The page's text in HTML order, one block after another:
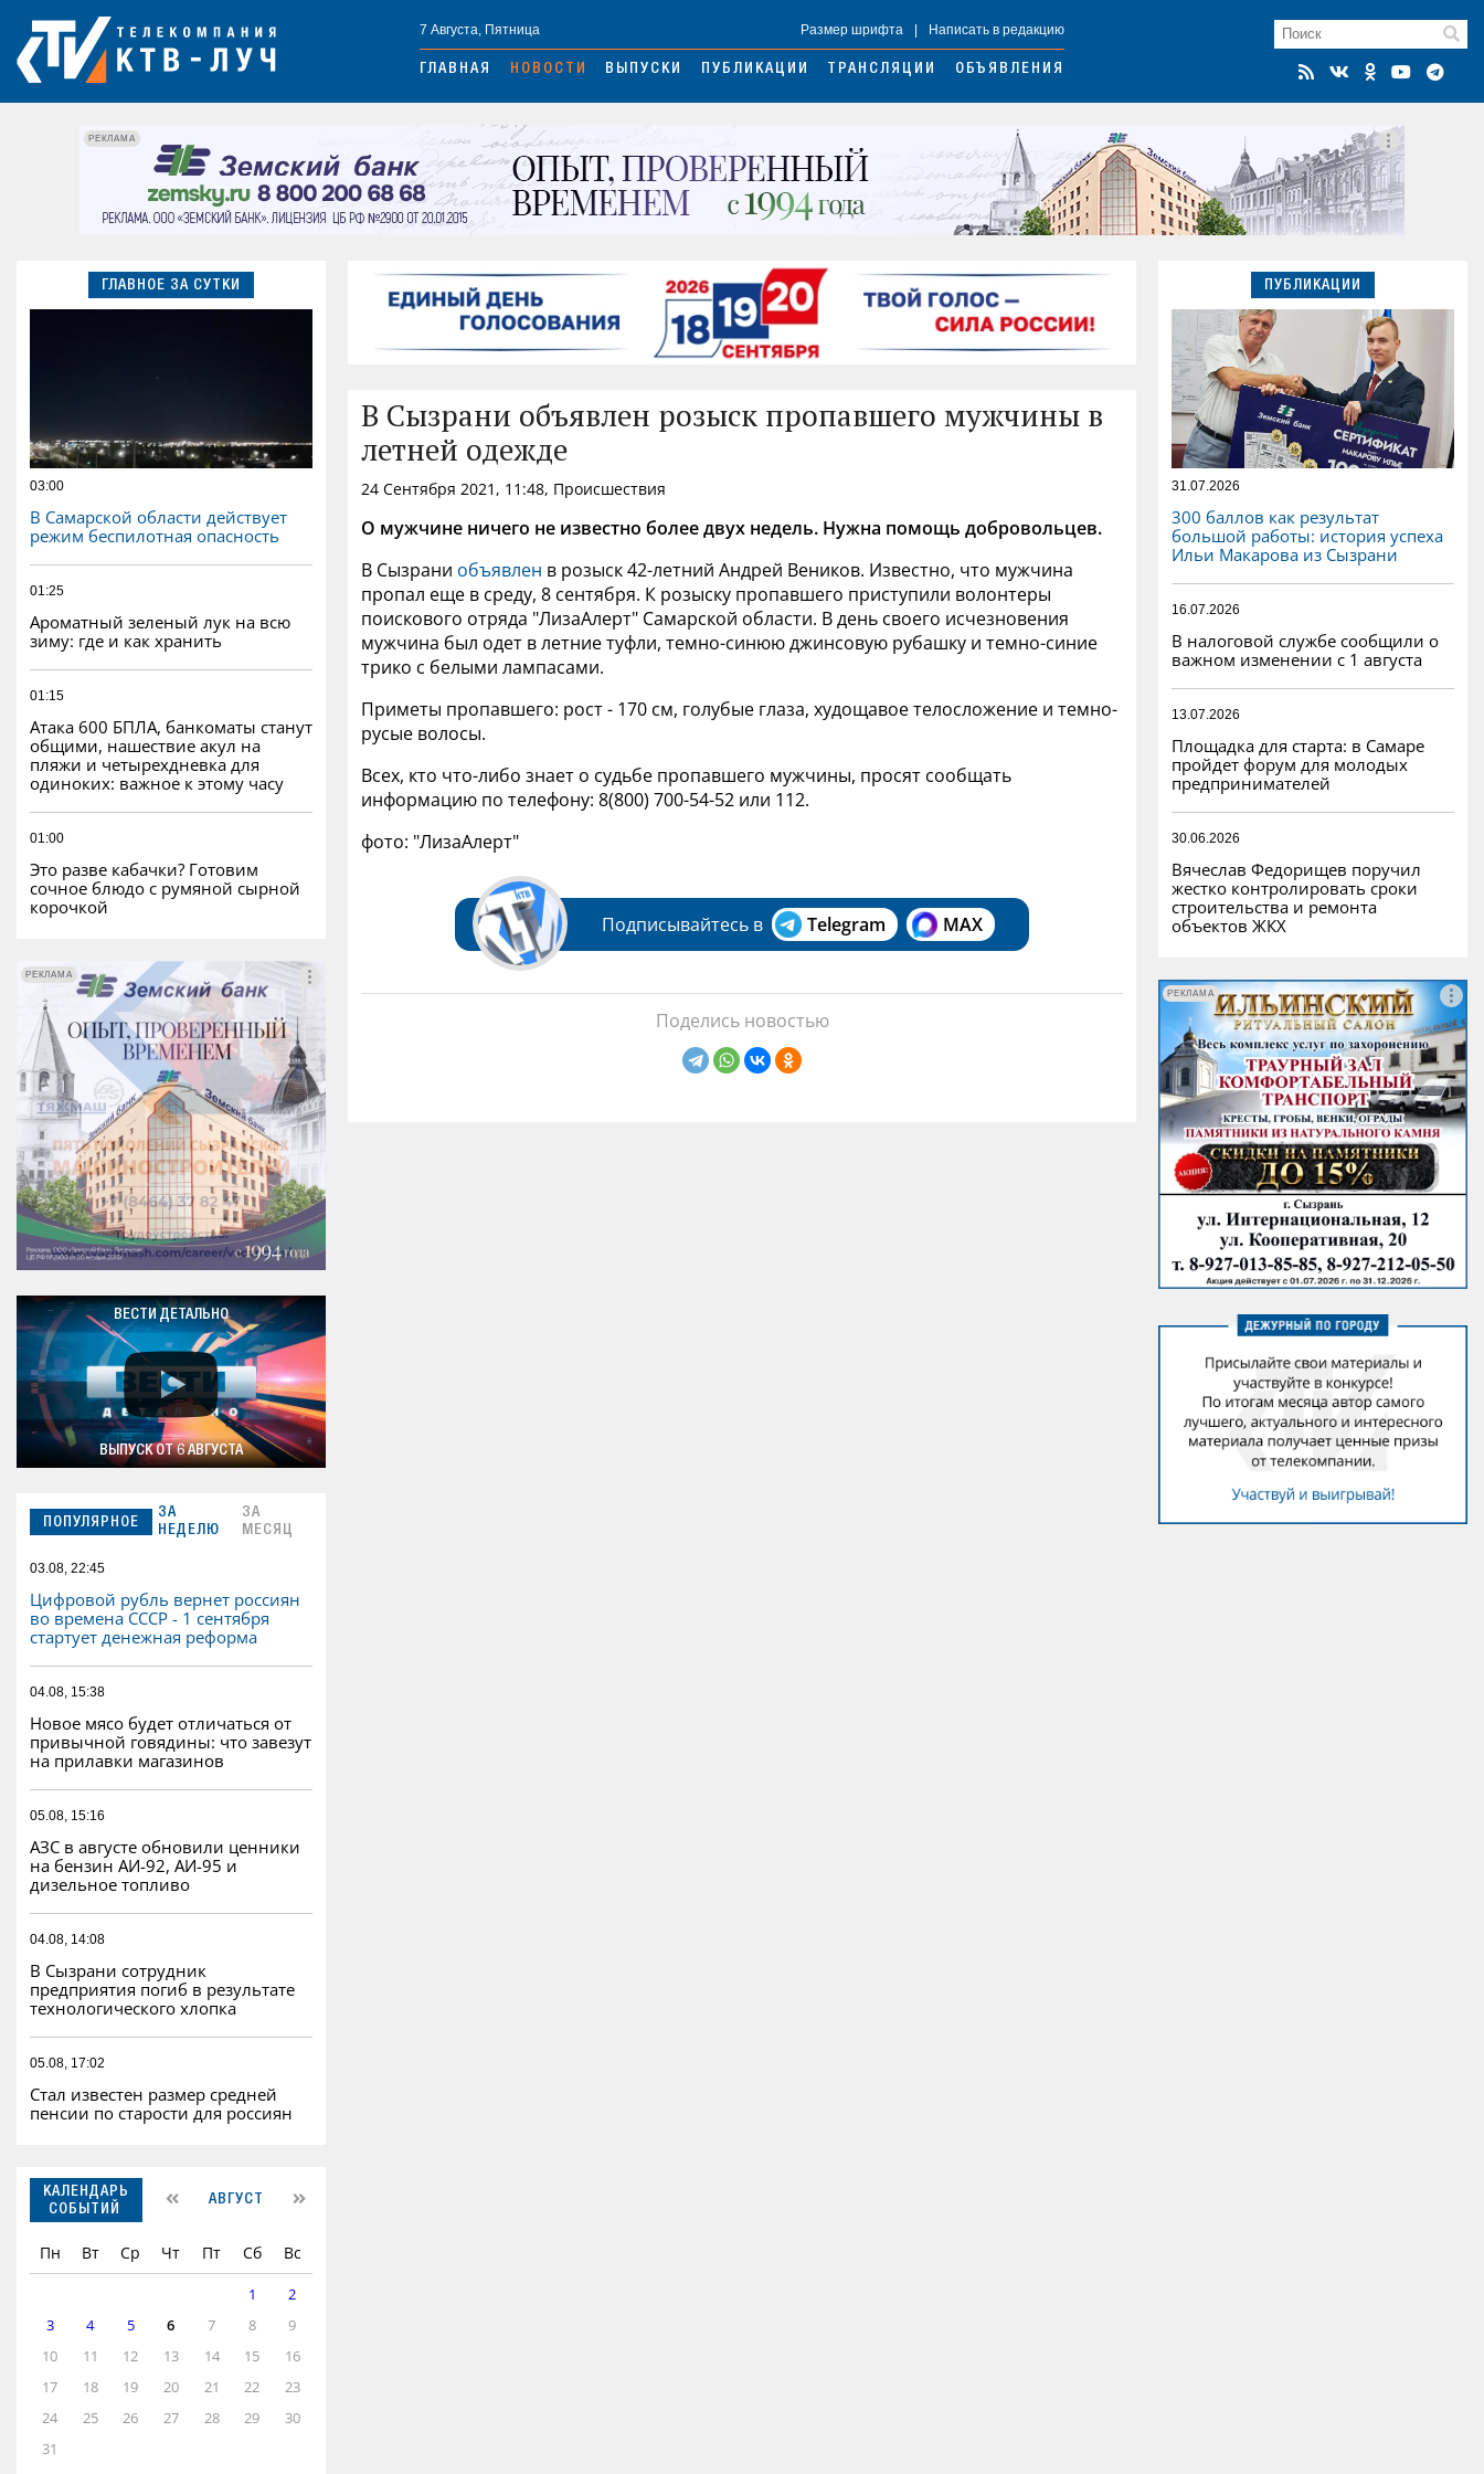
7 Августа, Пятница Размер шрифта Написать в редакцию
ГЛАВНАЯ НОВОСТИ ВЫПУСКИ ПУБЛИКАЦИИ ТРАНСЛЯЦИИ ОБЪЯВЛЕНИЯ
РЕКЛАМА
ГЛАВНОЕ ЗА СУТКИ
03:00
В Самарской области действует
режим беспилотная опасность
01:25
Ароматный зеленый лук на всю
зиму: где и как хранить
01:15
Атака 600 БПЛА, банкоматы станут
общими, нашествие акул на
пляжи и четырехдневка для
одиноких: важное к этому часу
01:00
Это разве кабачки? Готовим
сочное блюдо с румяной сырной
корочкой
РЕКЛАМА
РЕКЛАМА
ВЕСТИ ДЕТАЛЬНО
ВЫПУСК ОТ 6 АВГУСТА
ПОПУЛЯРНОЕ
ЗА
НЕДЕЛЮ
ЗА
МЕСЯЦ
03.08, 22:45
Цифровой рубль вернет россиян
во времена СССР - 1 сентября
стартует денежная реформа
04.08, 15:38
Новое мясо будет отличаться от
привычной говядины: что завезут
на прилавки магазинов
05.08, 15:16
АЗС в августе обновили ценники
на бензин АИ-92, АИ-95 и
дизельное топливо
04.08, 14:08
В Сызрани сотрудник
предприятия погиб в результате
технологического хлопка
05.08, 17:02
Стал известен размер средней
пенсии по старости для россиян
КАЛЕНДАРЬ
СОБЫТИЙ
АВГУСТ
Пн Вт Ср Чт Пт Сб Вс
1
2
3
4 5 6 7 8
9
10
11 12 13 14 15
16
17
18 19 20 21 22
23
24
25 26 27 28 29
30
31
В Сызрани объявлен розыск пропавшего мужчины в
летней одежде
24 Сентября 2021, 11:48, Происшествия
О мужчине ничего не известно более двух недель. Нужна помощь добровольцев.
В Сызрани объявлен в розыск 42-летний Андрей Веников. Известно, что мужчина
пропал еще в среду, 8 сентября. К розыску пропавшего приступили волонтеры
поискового отряда "ЛизаАлерт" Самарской области. В день своего исчезновения
мужчина был одет влетние туфли, темно-синюю джинсовую рубашку и темно-синие
трико с белыми лампасами.
Приметы пропавшего: рост - 170 см, голубые глаза, худощавое телосложение и темно-
русые волосы.
Всех, кто что-либо знает о судьбе пропавшего мужчины, просят сообщать
информацию по телефону: 8(800) 700-54-52 или 112.
фото: "ЛизаАлерт"
Подписывайтесь в Telegram MAX
Поделись новостью
ПУБЛИКАЦИИ
31.07.2026
300 баллов как результат
большой работы: история успеха
Ильи Макарова из Сызрани
16.07.2026
В налоговой службе сообщили о
важном изменении с 1 августа
13.07.2026
Площадка для старта: в Самаре
пройдет форум для молодых
предпринимателей
30.06.2026
Вячеслав Федорищев поручил
жестко контролировать сроки
строительства и ремонта
объектов ЖКХ
РЕКЛАМА